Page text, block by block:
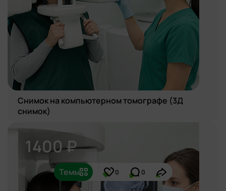
Темы 0 0
Снимок на компьютерном томографе (3Д
снимок)
1400 ₽